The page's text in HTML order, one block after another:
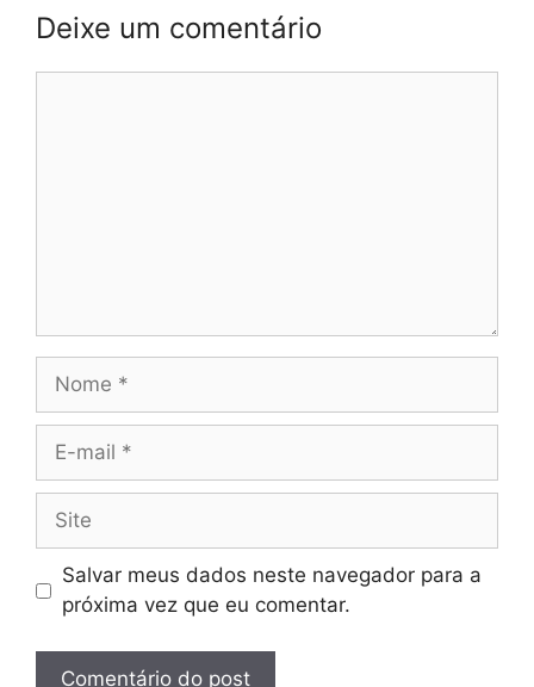
Deixe um comentário
Nome
Site
Salvar meus dados neste navegador para a
próxima vez que eu comentar.